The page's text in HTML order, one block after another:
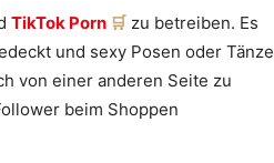
TikTok Porn
zu betreiben. Es
und sexy Posen oder Tänze
von einer anderen Seite zu
beim Shoppen